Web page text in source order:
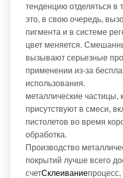
тенденцию отделяться в
это, в свою очередь,
пигмента и в системе
цвет меняется.
вызывают серьезные
применении из-за
использования.
металлические частицы,
присутствуют в смеси,
пистолетов во время
обработка.
Производство
покрытий лучше всего
счетСклеивание